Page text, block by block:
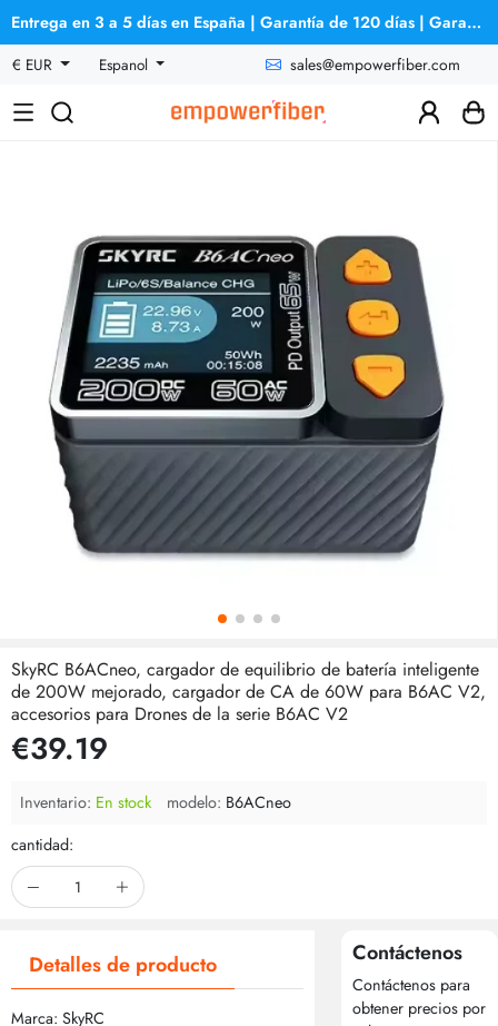
Entrega en 3 a 5 días en España | Garantía de 120 días | Garantía de reembolso
€ EUR
Espanol sales@empowerfiber.com
SkyRC B6ACneo, cargador de equilibrio de batería inteligente
de 200W mejorado, cargador de CA de 60W para B6AC V2,
accesorios para Drones de la serie B6AC V2
€39.19
Inventario: En stock modelo: B6ACneo
cantidad:
Detalles de producto
Marca: SkyRC
Contáctenos
Contáctenos para
obtener precios por